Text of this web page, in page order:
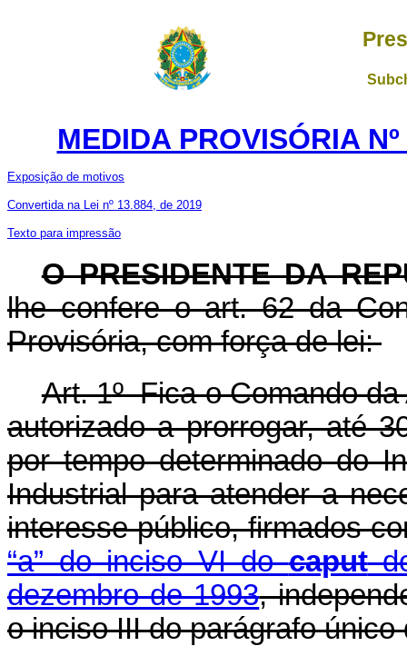
MEDIDA PROVISÓRIA
Exposição de motivos
Convertida na Lei nº 13.884, de 2019
Texto para impressão
O PRESIDENTE DA
lhe confere o art. 62 da
Provisória, com força de lei:
Art. 1º Fica o Comando
autorizado a prorrogar, até
por tempo determinado do
Industrial para atender a
interesse público, firmados
“a” do inciso VI docaput
dezembro de 1993,
o inciso III do parágrafo único